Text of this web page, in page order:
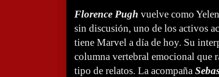
Florence Pugh vuelve como
sin discusión, uno de los activos
tiene Marvel a día de hoy. Su
columna vertebral emocional que
tipo de relatos. La acompaña